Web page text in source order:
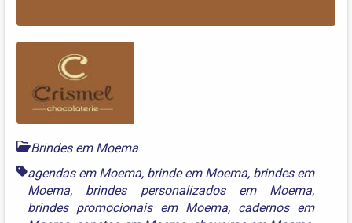
Brindes em Moema
agendas em Moema, brinde em Moema, brindes em
Moema, brindes personalizados em Moema,
brindes promocionais em Moema, cadernos em